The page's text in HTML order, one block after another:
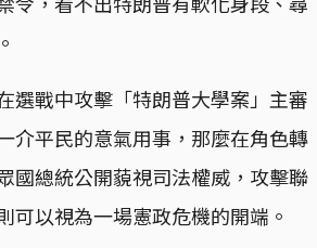
選戰中攻擊「特朗普大學案」主審
介平民的意氣用事，那麼在角色轉
國總統公開藐視司法權威，攻擊聯
可以視為一場憲政危機的開端。